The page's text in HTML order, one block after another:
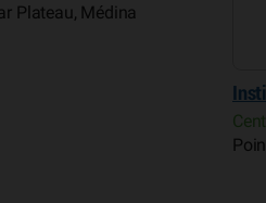
Plateau, Médina